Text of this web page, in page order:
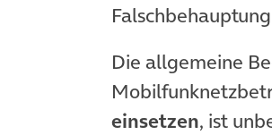
Die allgemeine
einsetzen, ist